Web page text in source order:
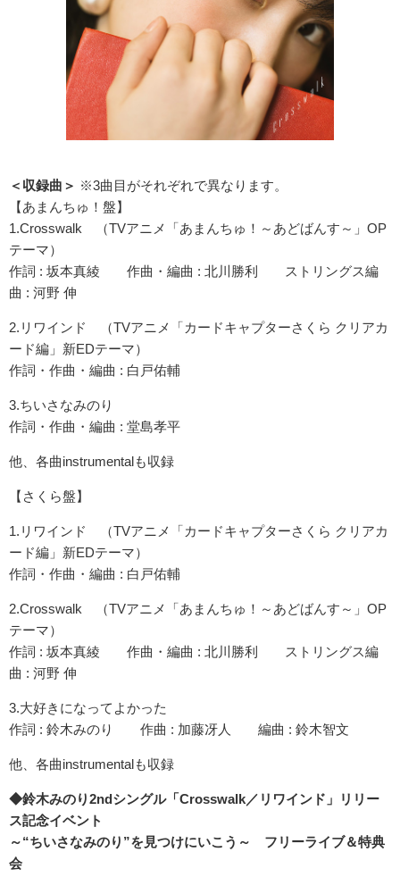
＜収録曲＞ ※3曲目がそれぞれで異なります。
【あまんちゅ！盤】
1.Crosswalk （TVアニメ「あまんちゅ！～あどばんす～」OP
テーマ）
作詞 : 坂本真綾 作曲・編曲 : 北川勝利 ストリングス編
曲 : 河野 伸
2.リワインド （TVアニメ「カードキャプターさくら クリアカ
ード編」新EDテーマ）
作詞・作曲・編曲 : 白戸佑輔
3.ちいさなみのり
作詞・作曲・編曲 : 堂島孝平
他、各曲instrumentalも収録
【さくら盤】
1.リワインド （TVアニメ「カードキャプターさくら クリアカ
ード編」新EDテーマ）
作詞・作曲・編曲 : 白戸佑輔
2.Crosswalk （TVアニメ「あまんちゅ！～あどばんす～」OP
テーマ）
作詞 : 坂本真綾 作曲・編曲 : 北川勝利 ストリングス編
曲 : 河野 伸
3.大好きになってよかった
作詞 : 鈴木みのり 作曲 : 加藤冴人 編曲 : 鈴木智文
他、各曲instrumentalも収録
◆鈴木みのり2ndシングル「Crosswalk／リワインド」リリー
ス記念イベント
～“ちいさなみのり ”を見つけにいこう～ フリーライブ＆特典
会